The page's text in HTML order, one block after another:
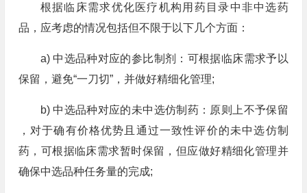
根据临床需求优化医疗机构用药目录中非中选药
品，应考虑的情况包括但不限于以下几个方面：
a) 中选品种对应的参比制剂：可根据临床需求予以
保留，避免“一刀切”，并做好精细化管理;
b) 中选品种对应的未中选仿制药：原则上不予保留
，对于确有价格优势且通过一致性评价的未中选仿制
药，可根据临床需求暂时保留，但应做好精细化管理并
确保中选品种任务量的完成;